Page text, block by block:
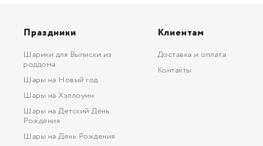
Праздники
Шарики для Выписки из
роддома
Шары на Новый год
Шары на Хэллоуин
Шары на Детский День
Рождения
Шары на День Рождения
Клиентам
Доставка и оплата
Контакты